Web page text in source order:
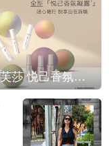
IPSA茵芙莎 悦己香氛凝露上市